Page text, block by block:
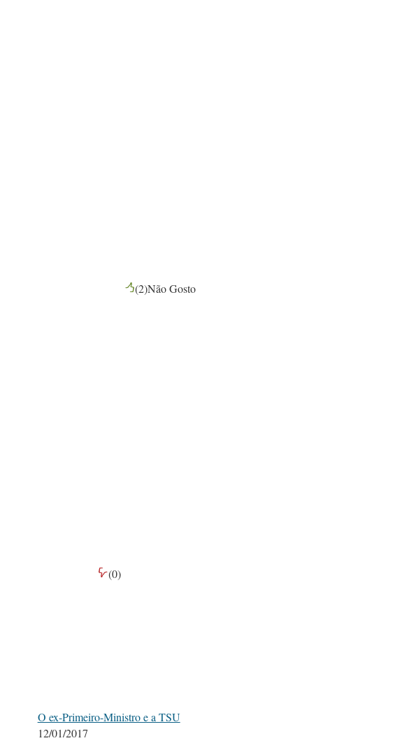
(2)Não Gosto
(0)
O ex-Primeiro-Ministro e a TSU
12/01/2017